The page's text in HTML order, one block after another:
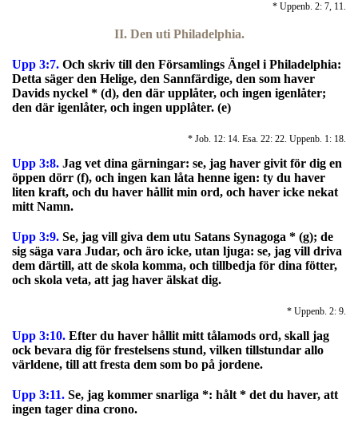
* Uppenb. 2: 7, 11.
II. Den uti Philadelphia.
Upp 3:7. Och skriv till den Församlings Ängel i Philadelphia:
Detta säger den Helige, den Sannfärdige, den som haver
Davids nyckel * (d), den där upplåter, och ingen igenlåter;
den där igenlåter, och ingen upplåter. (e)
* Job. 12: 14. Esa. 22: 22. Uppenb. 1: 18.
Upp 3:8. Jag vet dina gärningar: se, jag haver givit för dig en
öppen dörr (f), och ingen kan låta henne igen: ty du haver
liten kraft, och du haver hållit min ord, och haver icke nekat
mitt Namn.
Upp 3:9. Se, jag vill giva dem utu Satans Synagoga * (g); de
sig säga vara Judar, och äro icke, utan ljuga: se, jag vill driva
dem därtill, att de skola komma, och tillbedja för dina fötter,
och skola veta, att jag haver älskat dig.
* Uppenb. 2: 9.
Upp 3:10. Efter du haver hållit mitt tålamods ord, skall jag
ock bevara dig för frestelsens stund, vilken tillstundar allo
världene, till att fresta dem som bo på jordene.
Upp 3:11. Se, jag kommer snarliga *: hålt * det du haver, att
ingen tager dina crono.